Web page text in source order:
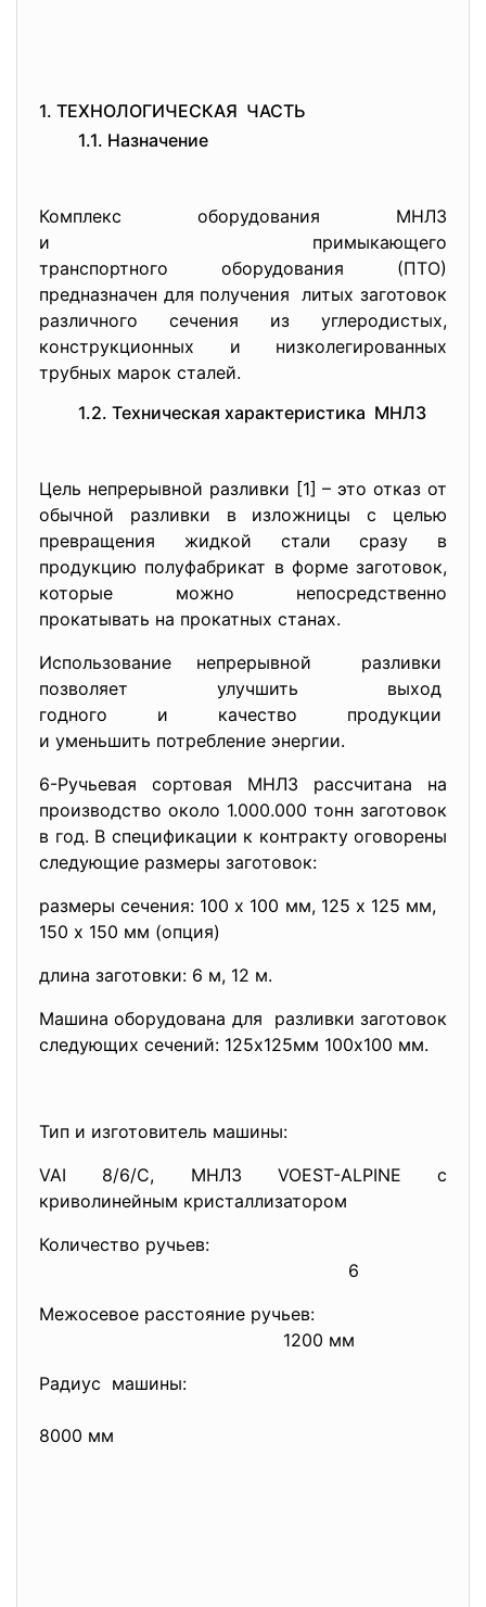
1. ТЕХНОЛОГИЧЕСКАЯ ЧАСТЬ
1.1. Назначение
Комплекс оборудования МНЛЗ
и примыкающего
транспортного оборудования (ПТО)
предназначен для получения литых заготовок
различного сечения из углеродистых,
конструкционных и низколегированных
трубных марок сталей.
1.2. Техническая характеристика МНЛЗ
Цель непрерывной разливки [1] – это отказ от
обычной разливки в изложницы с целью
превращения жидкой стали сразу в
продукцию полуфабрикат в форме заготовок,
которые можно непосредственно
прокатывать на прокатных станах.
Использование непрерывной разливки
позволяет улучшить выход
годного и качество продукции
и уменьшить потребление энергии.
6-Ручьевая сортовая МНЛЗ рассчитана на
производство около 1.000.000 тонн заготовок
в год. В спецификации к контракту оговорены
следующие размеры заготовок:
размеры сечения: 100 х 100 мм, 125 х 125 мм,
150 х 150 мм (опция)
длина заготовки: 6 м, 12 м.
Машина оборудована для разливки заготовок
следующих сечений: 125x125мм 100x100 мм.
Тип и изготовитель машины:
VAI 8/6/С, МНЛЗ VOEST-ALPINE с
криволинейным кристаллизатором
Количество ручьев:
6
Межосевое расстояние ручьев:
1200 мм
Радиус машины:
8000 мм